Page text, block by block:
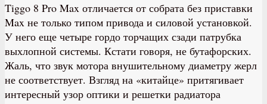
Tiggo 8 Pro Max отличается от собрата без приставки
Max не только типом привода и силовой установкой.
У него еще четыре гордо торчащих сзади патрубка
выхлопной системы. Кстати говоря, не бутафорских.
Жаль, что звук мотора внушительному диаметру жерл
не соответствует. Взгляд на «китайце» притягивает
интересный узор оптики и решетки радиатора